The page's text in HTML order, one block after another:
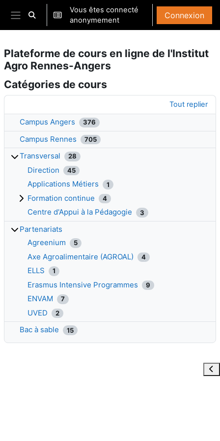
Passer au contenu principal
Panneau latéral
Activer/désactiver la saisie de recherche
Vous êtes connecté
anonymement
Connexion
Plateforme de cours en ligne de l'Institut
Agro Rennes-Angers
Catégories de cours
Tout replier
Campus Angers 376
Campus Rennes 705
Transversal 28
Direction 45
Applications Métiers 1
Formation continue 4
Centre d'Appui à la Pédagogie 3
Partenariats
Agreenium
5
Axe Agroalimentaire (AGROAL) 4
ELLS 1
Erasmus Intensive Programmes 9
ENVAM 7
UVED 2
Bac à sable 15